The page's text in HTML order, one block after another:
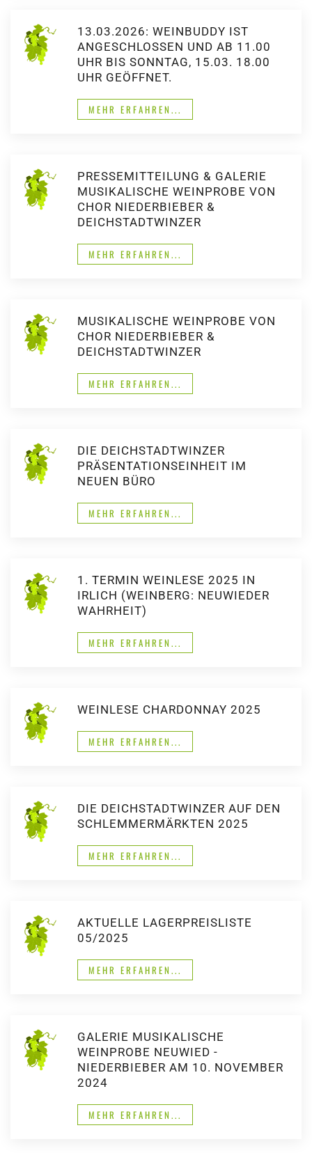
13.03.2026: WEINBUDDY IST
ANGESCHLOSSEN UND AB 11.00
UHR BIS SONNTAG, 15.03. 18.00
UHR GEÖFFNET.
MEHR ERFAHREN...
PRESSEMITTEILUNG & GALERIE
MUSIKALISCHE WEINPROBE VON
CHOR NIEDERBIEBER &
DEICHSTADTWINZER
MEHR ERFAHREN...
MUSIKALISCHE WEINPROBE VON
CHOR NIEDERBIEBER &
DEICHSTADTWINZER
MEHR ERFAHREN...
DIE DEICHSTADTWINZER
PRÄSENTATIONSEINHEIT IM
NEUEN BÜRO
MEHR ERFAHREN...
1. TERMIN WEINLESE 2025 IN
IRLICH (WEINBERG: NEUWIEDER
WAHRHEIT)
MEHR ERFAHREN...
WEINLESE CHARDONNAY 2025
MEHR ERFAHREN...
DIE DEICHSTADTWINZER AUF DEN
SCHLEMMERMÄRKTEN 2025
MEHR ERFAHREN...
AKTUELLE LAGERPREISLISTE
05/2025
MEHR ERFAHREN...
GALERIE MUSIKALISCHE
WEINPROBE NEUWIED -
NIEDERBIEBER AM 10. NOVEMBER
2024
MEHR ERFAHREN...